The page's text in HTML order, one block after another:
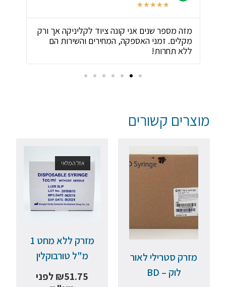
★
★
★
★
★
מזה מספר שנים אני קונה ציוד לקליניקה אך ורק
מקלים. זמני האספקה, המחירים והשירות הם
ללא תחרות!
מוצרים קשורים
מזרק סטרילי לאור
לוק – BD
אזל המלאי
מזרק ללא מחט 1
מ"ל טורבוקלין
₪51.75
לפני